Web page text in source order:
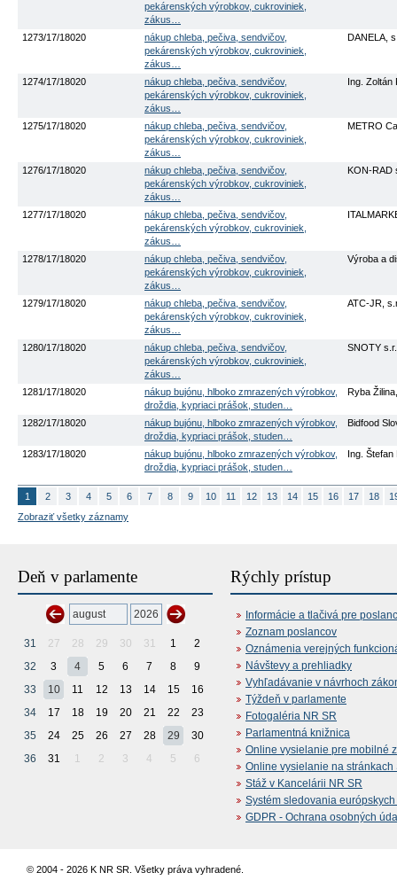
pekárenských výrobkov, cukroviniek,
zákus…
1273/17/18020
nákup chleba, pečiva, sendvičov,
pekárenských výrobkov, cukroviniek,
zákus…
DANELA,
1274/17/18020
nákup chleba, pečiva, sendvičov,
pekárenských výrobkov, cukroviniek,
zákus…
Ing. Zoltán
1275/17/18020
nákup chleba, pečiva, sendvičov,
pekárenských výrobkov, cukroviniek,
zákus…
METRO
1276/17/18020
nákup chleba, pečiva, sendvičov,
pekárenských výrobkov, cukroviniek,
zákus…
KON-RAD
1277/17/18020
nákup chleba, pečiva, sendvičov,
pekárenských výrobkov, cukroviniek,
zákus…
1278/17/18020
nákup chleba, pečiva, sendvičov,
pekárenských výrobkov, cukroviniek,
zákus…
Výroba a
1279/17/18020
nákup chleba, pečiva, sendvičov,
pekárenských výrobkov, cukroviniek,
zákus…
ATC-JR,
1280/17/18020
nákup chleba, pečiva, sendvičov,
pekárenských výrobkov, cukroviniek,
zákus…
SNOTY
1281/17/18020
nákup bujónu, hlboko zmrazených výrobkov,
droždia, kypriaci prášok, studen…
Ryba
1282/17/18020
nákup bujónu, hlboko zmrazených výrobkov,
droždia, kypriaci prášok, studen…
Bidfood
1283/17/18020
nákup bujónu, hlboko zmrazených výrobkov,
droždia, kypriaci prášok, studen…
Ing. Štefan
1 2 3 4 5 6 7 8 9 10 11 12 13 14 15 16 17 18
Zobraziť všetky záznamy
Deň v parlamente
31 27 28 29 30 31 1
2
32
3 4 5 6 7 8
9
33
10 11 12 13 14 15
16
34
17 18 19 20 21 22
23
35
24 25 26 27 28 29
30
36
31 1 2 3 4 5 6
Rýchly prístup
Informácie a tlačivá pre
Zoznam poslancov
Oznámenia verejných
Návštevy a prehliadky
Vyhľadávanie v návrhoch
Týždeň v parlamente
Fotogaléria NR SR
Parlamentná knižnica
Online vysielanie pre mobilné
Online vysielanie na stránkach
Stáž v Kancelárii NR SR
Systém sledovania
GDPR - Ochrana osobných
© 2004 - 2026 K NR SR. Všetky práva vyhradené.